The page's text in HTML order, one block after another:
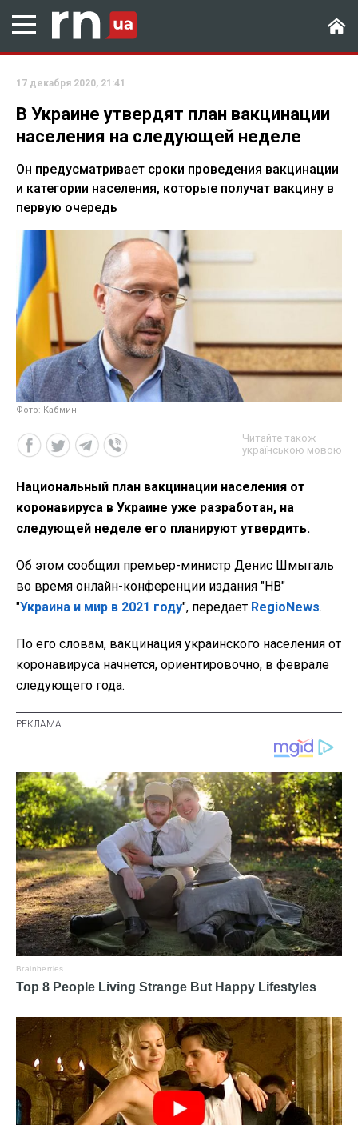
17 декабря 2020, 21:41
В Украине утвердят план вакцинации
населения на следующей неделе
Он предусматривает сроки проведения вакцинации
и категории населения, которые получат вакцину в
первую очередь
Фото: Кабмин
Читайте також
українською мовою
Национальный план вакцинации населения от
коронавируса в Украине уже разработан, на
следующей неделе его планируют утвердить.
Об этом сообщил премьер-министр Денис Шмыгаль
во время онлайн-конференции издания "НВ"
"Украина и мир в 2021 году", передает RegioNews.
По его словам, вакцинация украинского населения от
коронавируса начнется, ориентировочно, в феврале
следующего года.